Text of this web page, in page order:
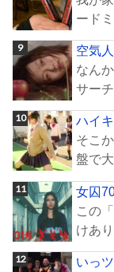
ード
空気
なん
サー
ハイ
そこ
盤で
女囚
この
けあ
いっ